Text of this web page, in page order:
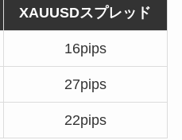
XAUUSDスプレッド
16pips
27pips
22pips